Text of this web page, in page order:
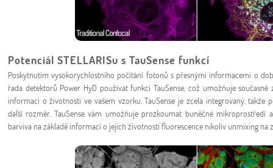
Potenciál STELLARISu s TauSense funkcí
Poskytnutím vysokorychlostního počítání fotonů s přesnými informacemi o
řada detektorů Power HyD používat funkci TauSense, což umožňuje
informací o životnosti ve vašem vzorku. TauSense je zcela integrovaný,
další rozměr. TauSense vám umožňuje prozkoumat buněčné mikroprostředí
barviva na základě informací o jejich životnosti fluorescence nikoliv unmixing na